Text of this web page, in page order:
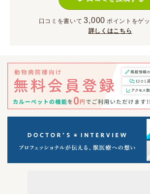
口コミを書いて 3,000 ポイント をゲ
詳しくはこちら